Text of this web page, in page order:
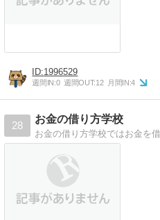
1996529
週間IN:0 週間OUT:12 月間IN:4
28
お金の借り方学校